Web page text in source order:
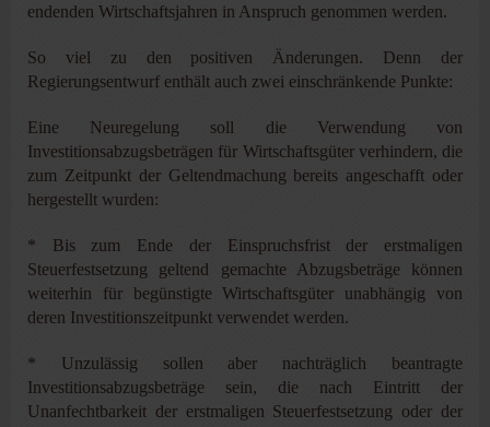
endenden Wirtschaftsjahren in Anspruch genommen werden.
So viel zu den positiven Änderungen. Denn der
Regierungsentwurf enthält auch zwei einschränkende Punkte:
Eine Neuregelung soll die Verwendung von
Investitionsabzugsbeträgen für Wirtschaftsgüter verhindern, die
zum Zeitpunkt der Geltendmachung bereits angeschafft oder
hergestellt wurden:
* Bis zum Ende der Einspruchsfrist der erstmaligen
Steuerfestsetzung geltend gemachte Abzugsbeträge können
weiterhin für begünstigte Wirtschaftsgüter unabhängig von
deren Investitionszeitpunkt verwendet werden.
* Unzulässig sollen aber nachträglich beantragte
Investitionsabzugsbeträge sein, die nach Eintritt der
Unanfechtbarkeit der erstmaligen Steuerfestsetzung oder der